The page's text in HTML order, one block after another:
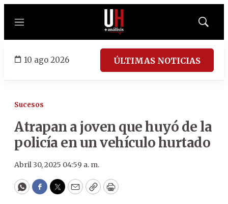
Menú
Mostrar
10 ago 2026 ÚLTIMAS NOTICIAS
Sucesos
Atrapan a joven que huyó de la
policía en un vehículo hurtado
Abril 30, 2025 04:59 a. m.
WhatsApp
Facebook
Twitter
EmailCopyPrint